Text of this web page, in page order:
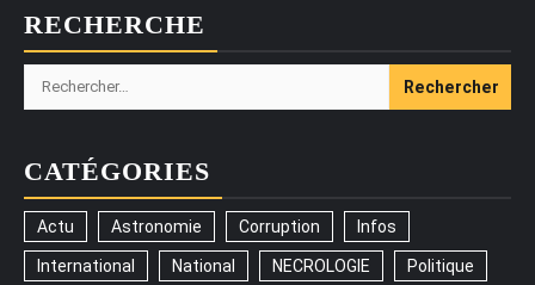
RECHERCHE
Rechercher :
CATÉGORIES
Actu Astronomie Corruption Infos
International National NECROLOGIE Politique